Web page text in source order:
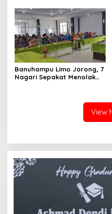
Banuhampu Limo Jorong, 7
Nagari Sepakat Menolak
View